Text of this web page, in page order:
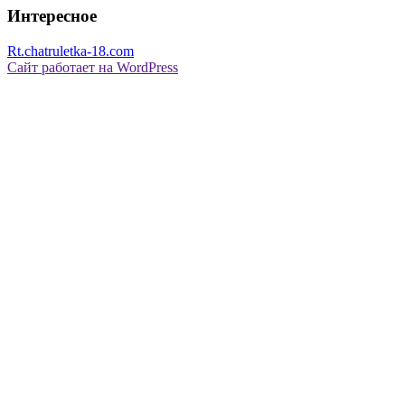
Интересное
Rt.chatruletka-18.com
Сайт работает на WordPress